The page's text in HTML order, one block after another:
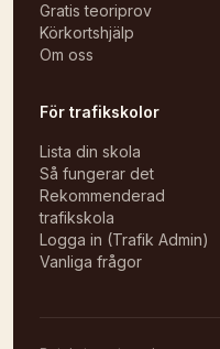
Gratis teoriprov
Körkortshjälp
Om oss
För trafikskolor
Lista din skola
Så fungerar det
Rekommenderad
trafikskola
Logga in (Trafik Admin)
Vanliga frågor